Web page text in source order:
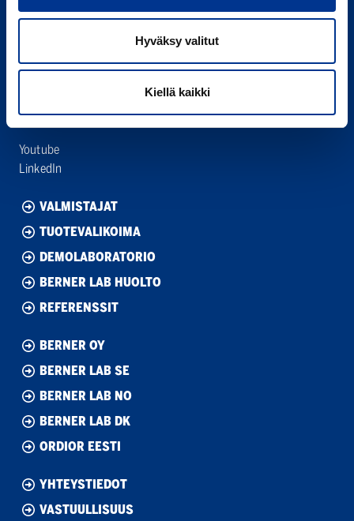
Hyväksy valitut
Kiellä kaikki
Hitsaajankatu 24,
020 791 00(vaihde)
Youtube
LinkedIn
VALMISTAJAT
TUOTEVALIKOIMA
DEMOLABORATORIO
BERNER LAB HUOLTO
REFERENSSIT
BERNER OY
BERNER LAB SE
BERNER LAB NO
BERNER LAB DK
ORDIOR EESTI
YHTEYSTIEDOT
VASTUULLISUUS